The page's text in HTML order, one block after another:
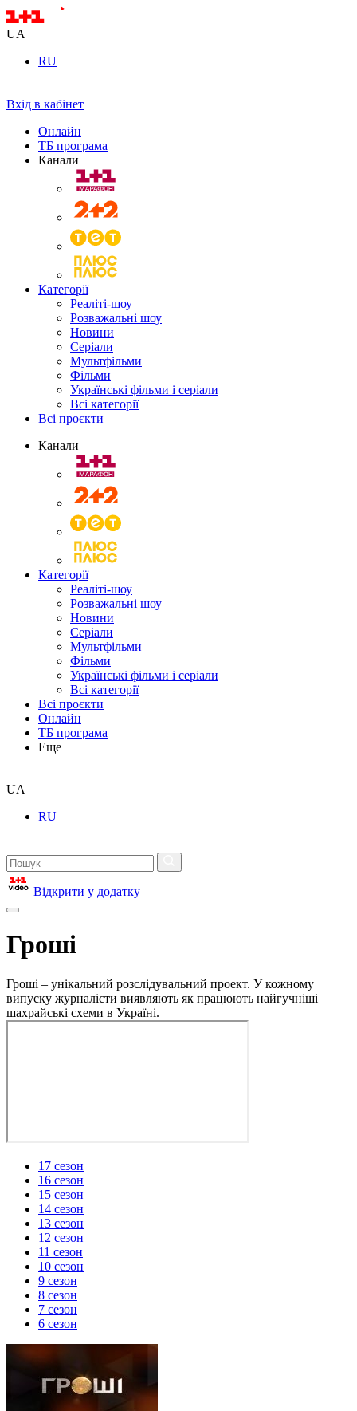
UA
RU
Вхід в кабінет
Онлайн
ТБ програма
Канали
Категорії
Реаліті-шоу
Розважальні шоу
Новини
Серіали
Мультфільми
Фільми
Українські фільми і серіали
Всі категорії
Всі проєкти
Канали
Категорії
Реаліті-шоу
Розважальні шоу
Новини
Серіали
Мультфільми
Фільми
Українські фільми і серіали
Всі категорії
Всі проєкти
Онлайн
ТБ програма
Еще
UA
RU
Відкрити у додатку
Гроші
Гроші – унікальний розслідувальний проект. У кожному
випуску журналісти виявляють як працюють найгучніші
шахрайські схеми в Україні.
17 сезон
16 сезон
15 сезон
14 сезон
13 сезон
12 сезон
11 сезон
10 сезон
9 сезон
8 сезон
7 сезон
6 сезон